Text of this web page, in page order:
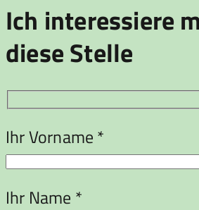
Ich interessiere
diese Stelle
Ihr Vorname *
Ihr Name *